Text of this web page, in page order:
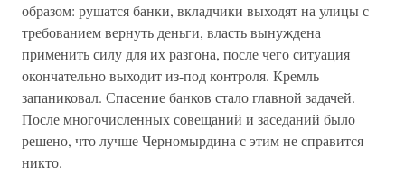
образом: рушатся банки, вкладчики выходят на улицы с
требованием вернуть деньги, власть вынуждена
применить силу для их разгона, после чего ситуация
окончательно выходит из-под контроля. Кремль
запаниковал. Спасение банков стало главной задачей.
После многочисленных совещаний и заседаний было
решено, что лучше Черномырдина с этим не справится
никто.